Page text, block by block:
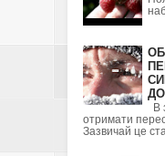
В
отримати
Зазвичай це